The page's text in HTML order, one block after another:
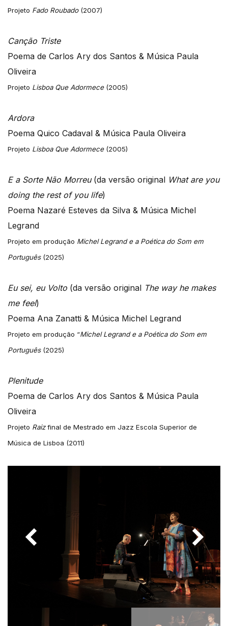
Projeto Fado Roubado (2007)
Canção Triste
Poema de Carlos Ary dos Santos & Música Paula
Oliveira
Projeto Lisboa Que Adormece (2005)
Ardora
Poema Quico Cadaval & Música Paula Oliveira
Projeto Lisboa Que Adormece (2005)
E a Sorte Não Morreu (da versão original What are you
doing the rest of you life)
Poema Nazaré Esteves da Silva & Música Michel
Legrand
Projeto em produção Michel Legrand e a Poética do Som em
Português (2025)
Eu sei, eu Volto (da versão original The way he makes
me feel)
Poema Ana Zanatti & Música Michel Legrand
Projeto em produção “Michel Legrand e a Poética do Som em
Português (2025)
Plenitude
Poema de Carlos Ary dos Santos & Música Paula
Oliveira
Projeto Raizfinal de Mestrado em Jazz Escola Superior de
Música de Lisboa (2011)